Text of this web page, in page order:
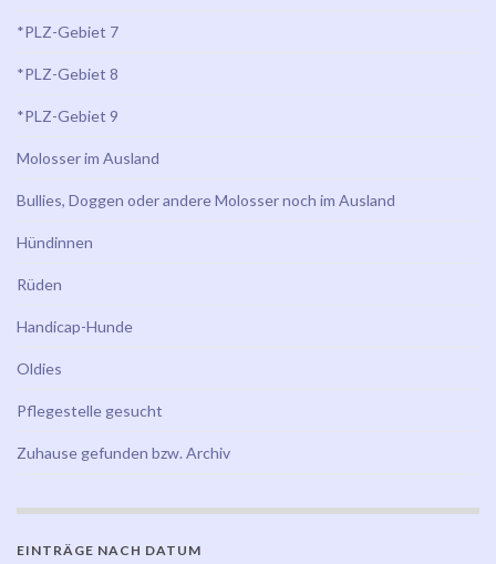
*PLZ-Gebiet 7
*PLZ-Gebiet 8
*PLZ-Gebiet 9
Molosser im Ausland
Bullies, Doggen oder andere Molosser noch im Ausland
Hündinnen
Rüden
Handicap-Hunde
Oldies
Pflegestelle gesucht
Zuhause gefunden bzw. Archiv
EINTRÄGE NACH DATUM